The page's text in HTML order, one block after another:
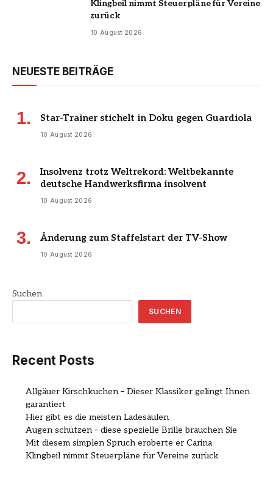
Klingbeil nimmt Steuerpläne für Vereine
zurück
10 August 2026
NEUESTE BEITRÄGE
Star-Trainer stichelt in Doku gegen Guardiola
10 August 2026
Insolvenz trotz Weltrekord: Weltbekannte
deutsche Handwerksfirma insolvent
10 August 2026
Änderung zum Staffelstart der TV-Show
10 August 2026
Suchen
SUCHEN
Recent Posts
Allgäuer Kirschkuchen – Dieser Klassiker gelingt Ihnen
garantiert
Hier gibt es die meisten Ladesäulen
Augen schützen – diese spezielle Brille brauchen Sie
Mit diesem simplen Spruch eroberte er Carina
Klingbeil nimmt Steuerpläne für Vereine zurück